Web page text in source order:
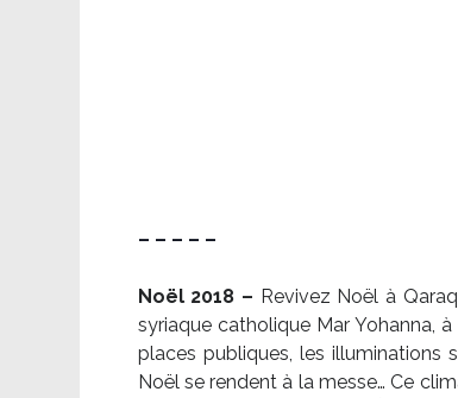
– – – – –
Noël 2018 – Revivez Noël à
syriaque catholique Mar Yohanna,
places publiques, les illuminations
Noël se rendent à la messe… Ce